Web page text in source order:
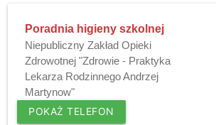
Poradnia higieny szkolnej
Niepubliczny Zakład Opieki
Zdrowotnej "Zdrowie - Praktyka
Lekarza Rodzinnego Andrzej
Martynow"
POKAŻ TELEFON